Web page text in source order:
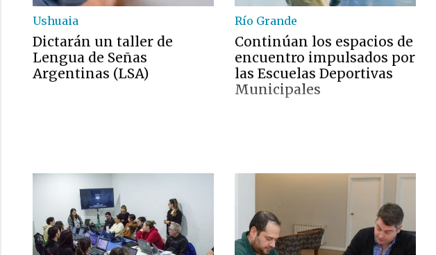
Ushuaia
Dictarán un taller de
Lengua de Señas
Argentinas (LSA)
Río Grande
Continúan los espacios de
encuentro impulsados por
las Escuelas Deportivas
Municipales